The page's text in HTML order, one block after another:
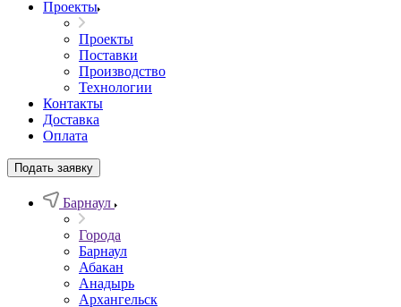
Проекты
Проекты
Поставки
Производство
Технологии
Контакты
Доставка
Оплата
Подать заявку
Барнаул
Города
Барнаул
Абакан
Анадырь
Архангельск